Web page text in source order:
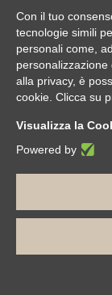
ASSISTENZA
da utilizzare solo
Borgomanero
P.IVA
Con il tuo
tecnologie simili
personali come,
alla privacy, è
cookie. Clicca su
Visualizza la
Powered by